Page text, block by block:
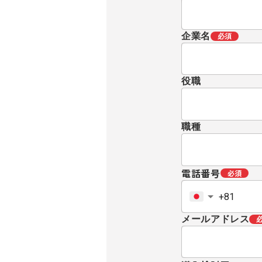
企業名 必須
役職
職種
電話番号 必須
メールアドレス